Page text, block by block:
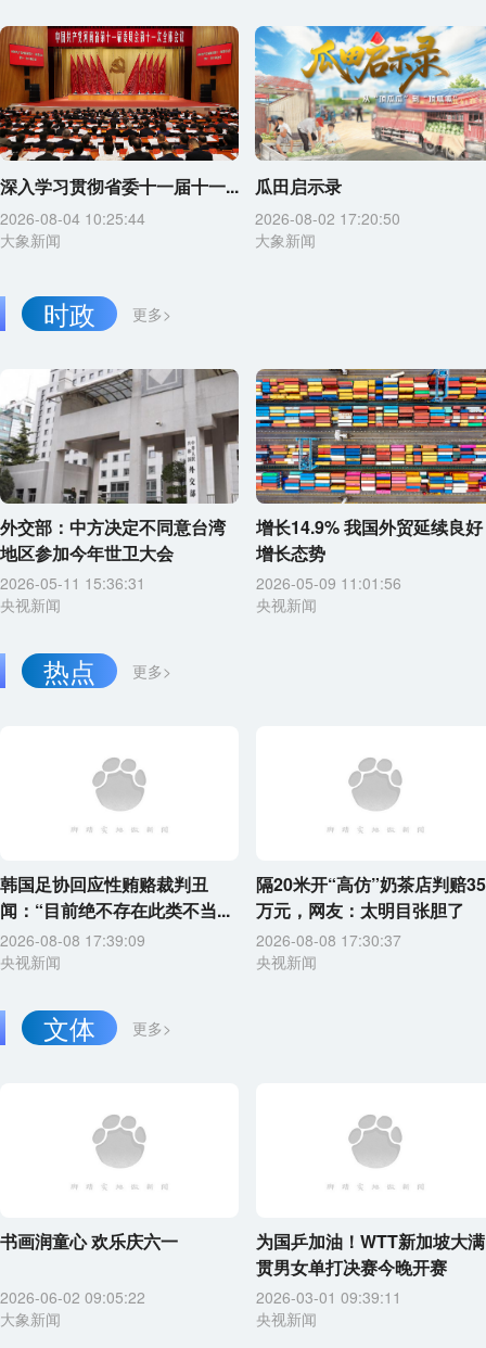
深入学习贯彻省委十一届十一...
2026-08-04 10:25:44
大象新闻
瓜田启示录
2026-08-02 17:20:50
大象新闻
更多>
时政
外交部：中方决定不同意台湾
地区参加今年世卫大会
2026-05-11 15:36:31
央视新闻
增长14.9% 我国外贸延续良好
增长态势
2026-05-09 11:01:56
央视新闻
更多>
热点
韩国足协回应性贿赂裁判丑
闻：“目前绝不存在此类不当...
2026-08-08 17:39:09
央视新闻
隔20米开“高仿”奶茶店判赔35
万元，网友：太明目张胆了
2026-08-08 17:30:37
央视新闻
更多>
文体
书画润童心 欢乐庆六一
2026-06-02 09:05:22
大象新闻
为国乒加油！WTT新加坡大满
贯男女单打决赛今晚开赛
2026-03-01 09:39:11
央视新闻